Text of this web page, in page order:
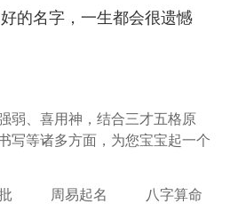
的名字，一生都会很遗憾
弱、喜用神，结合三才五格原
写等诸多方面，为您宝宝起一个
周易起名 八字算命